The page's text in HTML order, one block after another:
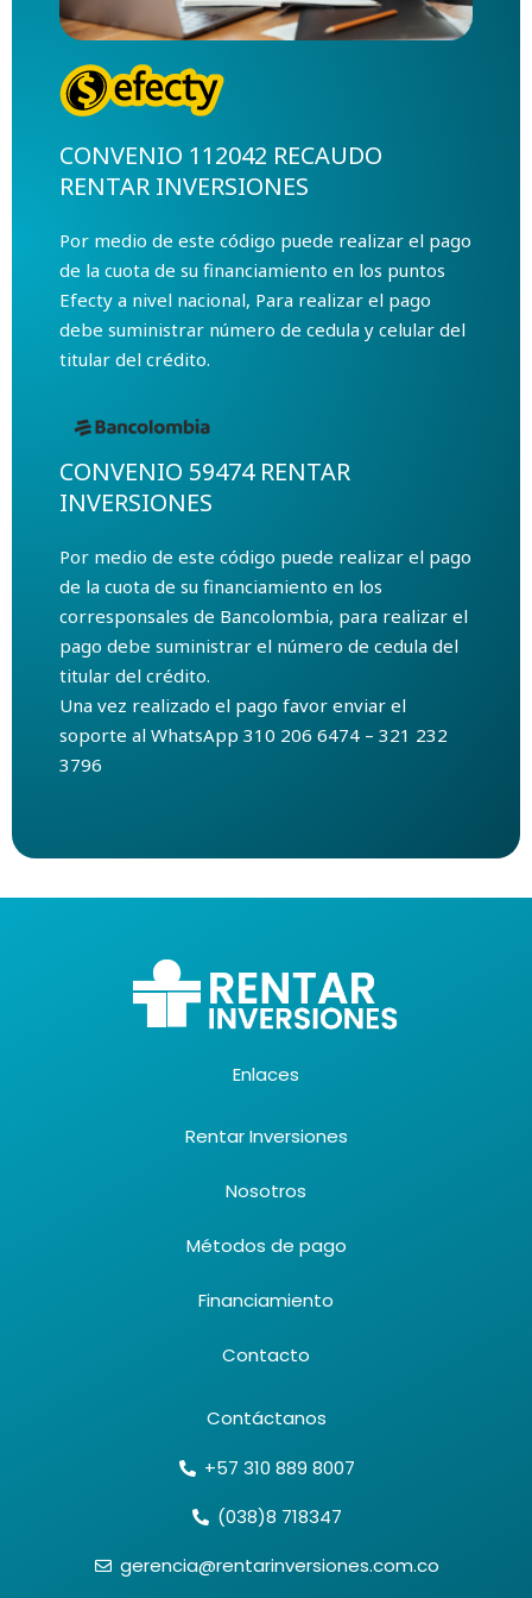
CONVENIO 112042 RECAUDO
RENTAR INVERSIONES
Por medio de este código puede realizar el pago
de la cuota de su financiamiento en los puntos
Efecty a nivel nacional, Para realizar el pago
debe suministrar número de cedula y celular del
titular del crédito.
CONVENIO 59474 RENTAR
INVERSIONES
Por medio de este código puede realizar el pago
de la cuota de su financiamiento en los
corresponsales de Bancolombia, para realizar el
pago debe suministrar el número de cedula del
titular del crédito.
Una vez realizado el pago favor enviar el
soporte al WhatsApp 310 206 6474 – 321 232
3796
Enlaces
Rentar Inversiones
Nosotros
Métodos de pago
Financiamiento
Contacto
Contáctanos
+57 310 889 8007
(038)8 718347
gerencia@rentarinversiones.com.co